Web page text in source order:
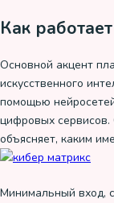
Как
Основной акцент
искусственного
помощью
цифровых сервисов.
объясняет, каким
Минимальный вход,